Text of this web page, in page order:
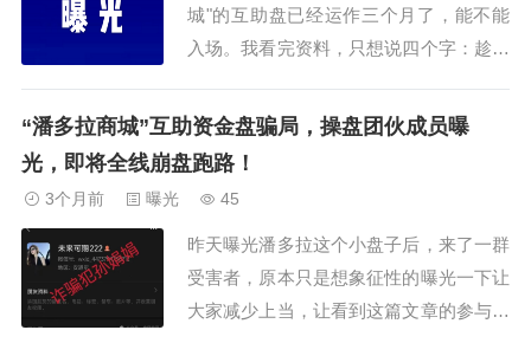
救！都说天道好...
城"的互助盘已经运作三个月了，能不能
入场。我看完资料，只想说四个字：趁早
过六七百名会员。说实话，这个体量连基
本的资金池都撑不起来，更别提什么风控
和流动性了。就这点人，还搞得轰轰烈
“潘多拉商城”互助资金盘骗局，操盘团伙成员曝
光，即将全线崩盘跑路！
3个月前 曝光 45
昨天曝光潘多拉这个小盘子后，来了一群
受害者，原本只是想象征性的曝光一下让
大家减少上当，让看到这篇文章的参与会